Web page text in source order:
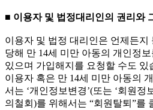
■ 이용자 및 법정대리인의 권리와
이용자 및 법정 대리인은 언제든지
당해 만 14세 미만 아동의 개인정
있으며 가입해지를 요청할 수도 있
이용자 혹은 만 14세 미만 아동의
서는 ‘개인정보변경’(또는 ‘회원정
의철회)를 위해서는 “회원탈퇴”를